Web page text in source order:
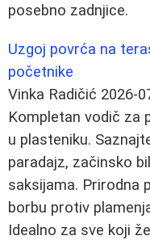
posebno zadnjice.
Uzgoj povrća na
početnike
Vinka Radičić 2026-
Kompletan vodič za
u plasteniku.
paradajz, začinsko
saksijama. Prirodna
borbu protiv
Idealno za sve koji